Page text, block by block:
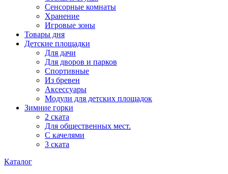
Сенсорные комнаты
Хранение
Игровые зоны
Товары дня
Детские площадки
Для дачи
Для дворов и парков
Спортивные
Из бревен
Аксессуары
Модули для детских площадок
Зимние горки
2 ската
Для общественных мест.
С качелями
3 ската
Каталог